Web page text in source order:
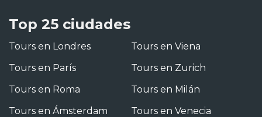
Top 25 ciudades
Tours en Londres
Tours en París
Tours en Roma
Tours en Ámsterdam
Tours en Viena
Tours en Zurich
Tours en Milán
Tours en Venecia